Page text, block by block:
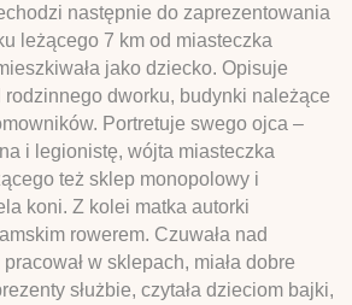
następnie do zaprezentowania
leżącego 7 km od miasteczka
jako dziecko. Opisuje
rodzinnego dworku, budynki należące
Portretuje swego ojca –
i legionistę, wójta miasteczka
też sklep monopolowy i
koni. Z kolei matka autorki
rowerem. Czuwała nad
w sklepach, miała dobre
służbie, czytała dzieciom bajki,